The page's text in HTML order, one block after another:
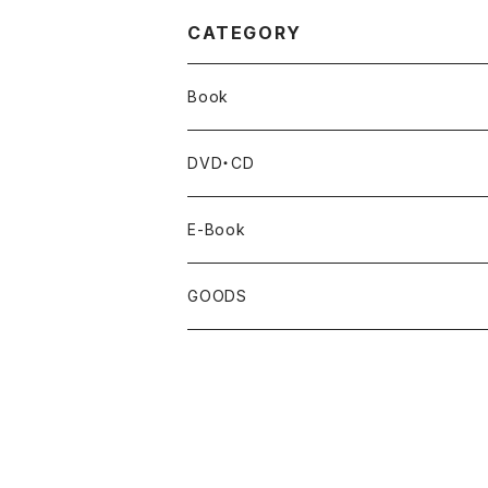
CATEGORY
Book
BankART1929's Activities
Artist Book
Exhibition Catalogue
DVD・CD
Cafe Live
E-Book
GOODS